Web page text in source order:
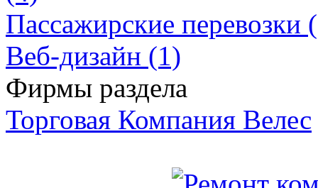
Пассажирские перевозки
Веб-дизайн (1)
Фирмы раздела
Торговая Компания Велес